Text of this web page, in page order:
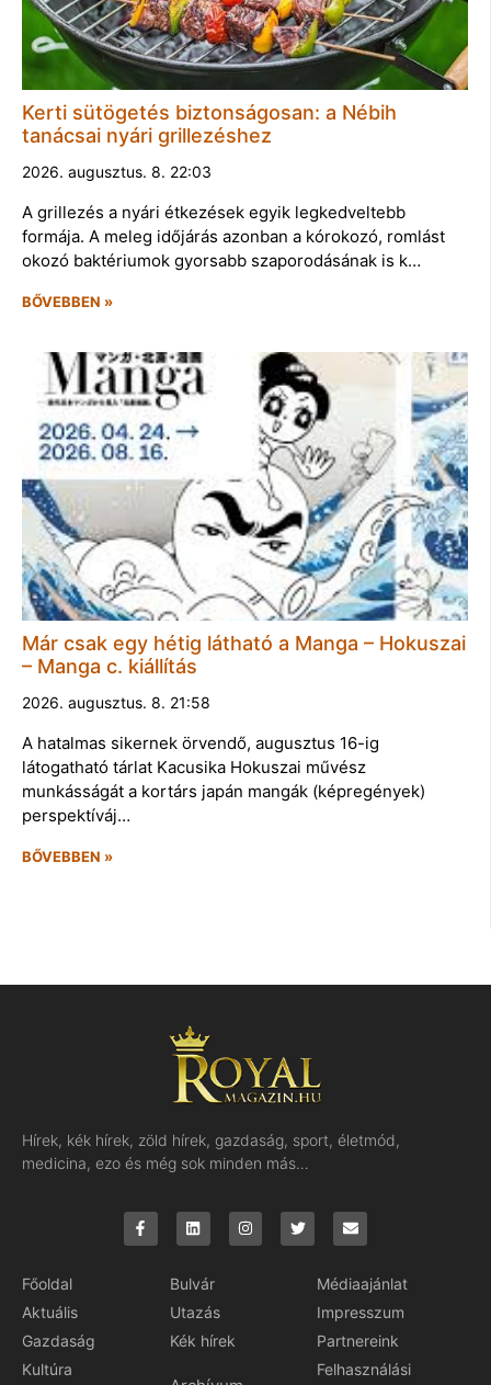
Kerti sütögetés biztonságosan: a Nébih
tanácsai nyári grillezéshez
2026. augusztus. 8. 22:03
A grillezés a nyári étkezések egyik legkedveltebb
formája. A meleg időjárás azonban a kórokozó, romlást
okozó baktériumok gyorsabb szaporodásának is k…
BŐVEBBEN »
Már csak egy hétig látható a Manga – Hokuszai
– Manga c. kiállítás
2026. augusztus. 8. 21:58
A hatalmas sikernek örvendő, augusztus 16-ig
látogatható tárlat Kacusika Hokuszai művész
munkásságát a kortárs japán mangák (képregények)
perspektíváj…
BŐVEBBEN »
Hírek, kék hírek, zöld hírek, gazdaság, sport, életmód,
medicina, ezo és még sok minden más…
Főoldal
Aktuális
Gazdaság
Kultúra
Bulvár
Utazás
Kék hírek
Médiaajánlat
Impresszum
Partnereink
Felhasználási